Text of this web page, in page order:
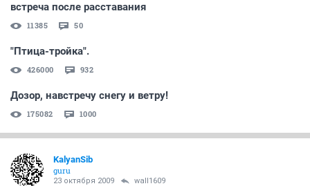
встреча после расставания
11385 50
"Птица-тройка".
426000 932
Дозор, навстречу снегу и ветру!
175082 1000
KalyanSib
guru
23 октября 2009 wall1609